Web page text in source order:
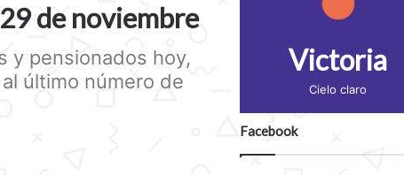
de noviembre
y pensionados hoy,
último número de
Victoria
Cielo claro
Facebook